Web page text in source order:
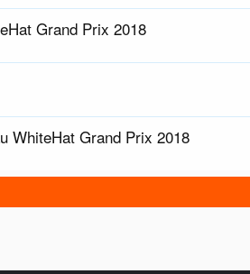
Grand Prix 2018
WhiteHat Grand Prix 2018